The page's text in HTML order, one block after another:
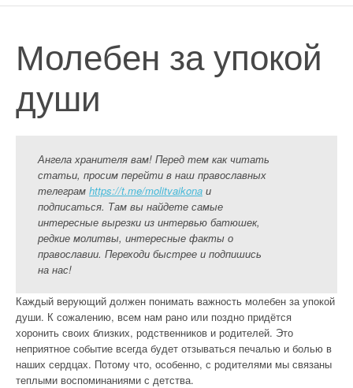
Молебен за упокой
души
Ангела хранителя вам! Перед тем как читать
статьи, просим перейти в наш православных
телеграм https://t.me/molitvaikona и
подписаться. Там вы найдете самые
интересные вырезки из интервью батюшек,
редкие молитвы, интересные факты о
православии. Переходи быстрее и подпишись
на нас!
Каждый верующий должен понимать важность молебен за упокой
души. К сожалению, всем нам рано или поздно придётся
хоронить своих близких, родственников и родителей. Это
неприятное событие всегда будет отзываться печалью и болью в
наших сердцах. Потому что, особенно, с родителями мы связаны
теплыми воспоминаниями с детства.